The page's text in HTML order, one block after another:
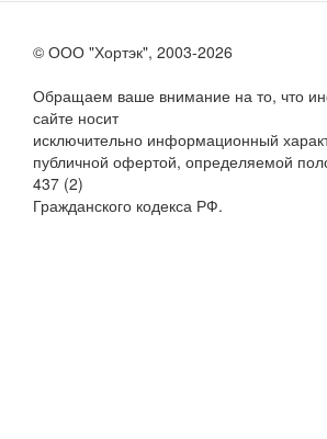
© ООО "Хортэк", 2003-2026
Обращаем ваше внимание на то, что
сайте носит
исключительно информационный
публичной офертой, определяемой
437 (2)
Гражданского кодекса РФ.